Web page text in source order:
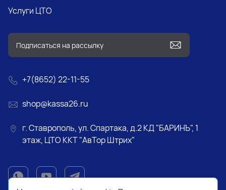
Услуги ЦТО
+7(8652) 22-11-55
shop@kassa26.ru
г. Ставрополь, ул. Спартака, д.2 КД "БАРИНЪ", 1
этаж, ЦТО ККТ "АвТор Штрих"